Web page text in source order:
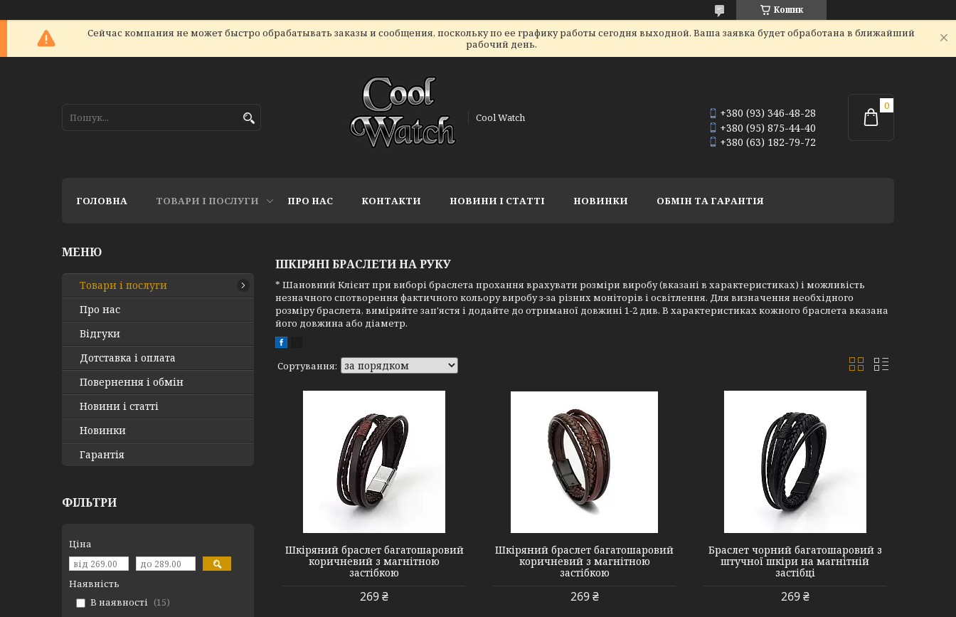
Кошик
Сейчас компания не может быстро обрабатывать заказы и сообщения, поскольку по ее графику работы сегодня выходной. Ваша заявка будет обработана в ближайший
рабочий день.
Cool Watch
+380 (93) 346-48-28
+380 (95) 875-44-40
+380 (63) 182-79-72
ГОЛОВНА ТОВАРИ І ПОСЛУГИ ПРО НАС КОНТАКТИ НОВИНИ І СТАТТІ НОВИНКИ ОБМІН ТА ГАРАНТІЯ
ШКІРЯНІ БРАСЛЕТИ НА РУКУ
* Шановний Клієнт при виборі браслета прохання врахувати розміри виробу (вказані в характеристиках) і можливість
незначного спотворення фактичного кольору виробу з-за різних моніторів і освітлення. Для визначення необхідного
розміру браслета, виміряйте зап'ястя і додайте до отриманої довжині 1-2 див. В характеристиках кожного браслета вказана
його довжина або діаметр.
Шкіряний браслет багатошаровий
коричневий з магнітною
застібкою
269 ₴
#1 Brown black
Шкіряний браслет багатошаровий
коричневий з магнітною
застібкою
269 ₴
#1 Black Black
Браслет чорний багатошаровий з
штучної шкіри на магнітній
застібці
269 ₴
Товари і послуги
Про нас
Відгуки
Дотставка і оплата
Повернення і обмін
Новини і статті
Новинки
Гарантія
ФІЛЬТРИ
Ціна
Наявність
В наявності
15